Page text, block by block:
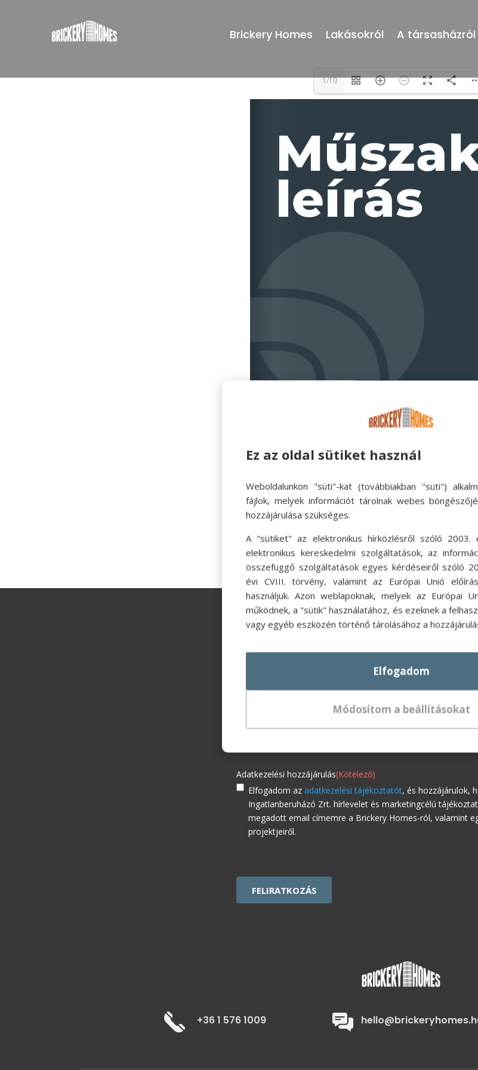
Brickery Homes Lakásokról A társasházról
1/10
Adatkezelési hozzájárulás(Kötelező)
Elfogadom azadatkezelési tájékoztatót, és hozzájárulok,
Ingatlanberuházó Zrt. hírlevelet és marketingcélú
megadott email címemre a Brickery Homes-ról, valamint
projektjeiről.
+36 1 576 1009
Ez az oldal sütiket használ
Weboldalunkon "süti"-kat (továbbiakban "süti")
fájlok, melyek információt tárolnak webes
hozzájárulása szükséges.
A "sütiket" az elektronikus hírközlésről szóló 2003.
elektronikus kereskedelmi szolgáltatások, az
összefüggő szolgáltatások egyes kérdéseiről szóló
évi CVIII. törvény, valamint az Európai Unió
használjuk. Azon weblapoknak, melyek az Európai
működnek, a "sütik" használatához, és ezeknek a
vagy egyéb eszközén történő tárolásához a
Elfogadom
Módosítom a beállításokat